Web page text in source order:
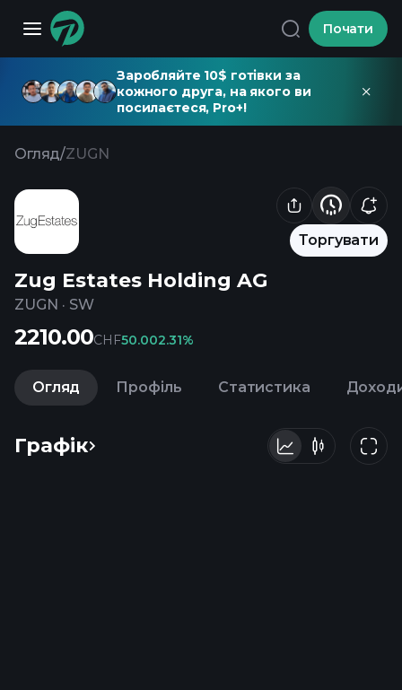
Почати
Заробляйте 10$ готівки за
кожного друга, на якого ви
посилаєтеся, Pro+!
Огляд/ZUGN
Торгувати
Zug Estates Holding AG
ZUGN · SW
2210.00CHF50.002.31%
Огляд Профіль Статистика
Графік